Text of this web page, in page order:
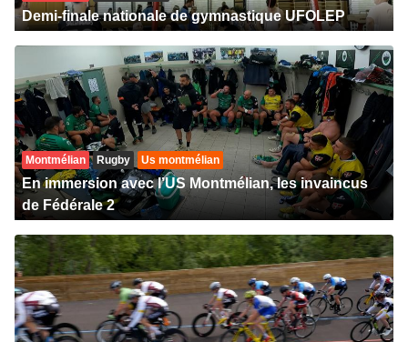
Demi-finale nationale de gymnastique UFOLEP
Montmélian Rugby Us montmélian
En immersion avec l’US Montmélian, les invaincus
de Fédérale 2